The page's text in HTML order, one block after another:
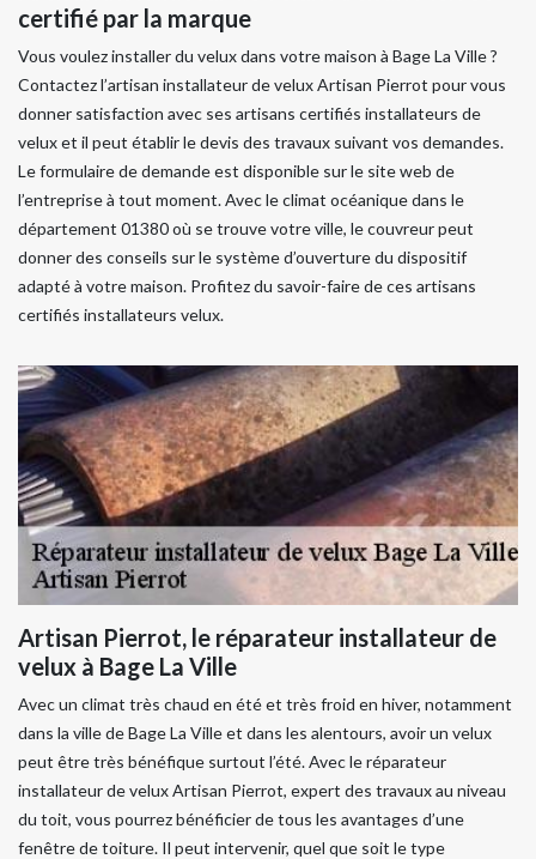
certifié par la marque
Vous voulez installer du velux dans votre maison à Bage La Ville ?
Contactez l’artisan installateur de velux Artisan Pierrot pour vous
donner satisfaction avec ses artisans certifiés installateurs de
velux et il peut établir le devis des travaux suivant vos demandes.
Le formulaire de demande est disponible sur le site web de
l’entreprise à tout moment. Avec le climat océanique dans le
département 01380 où se trouve votre ville, le couvreur peut
donner des conseils sur le système d’ouverture du dispositif
adapté à votre maison. Profitez du savoir-faire de ces artisans
certifiés installateurs velux.
Artisan Pierrot, le réparateur installateur de
velux à Bage La Ville
Avec un climat très chaud en été et très froid en hiver, notamment
dans la ville de Bage La Ville et dans les alentours, avoir un velux
peut être très bénéfique surtout l’été. Avec le réparateur
installateur de velux Artisan Pierrot, expert des travaux au niveau
du toit, vous pourrez bénéficier de tous les avantages d’une
fenêtre de toiture. Il peut intervenir, quel que soit le type